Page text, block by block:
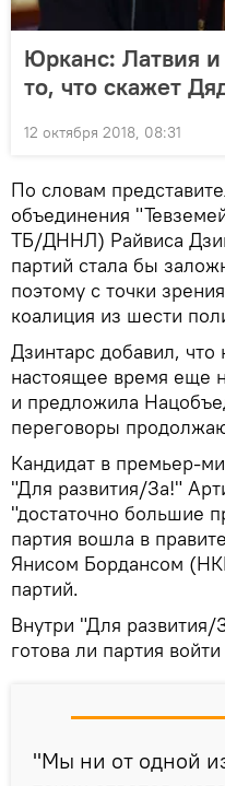
Юрканс: Латвия и
то, что скажет
12 октября 2018, 08:31
По словам
объединения
ТБ/ДННЛ) Райвиса
партий стала бы
поэтому с точки
коалиция из шести
Дзинтарс добавил, что
настоящее время еще
и предложила
переговоры
Кандидат в премьер-
"Для развития/За!"
"достаточно большие
партия вошла в
Янисом Бордансом
партий.
Внутри "Для развития/
готова ли партия
"Мы ни от одной